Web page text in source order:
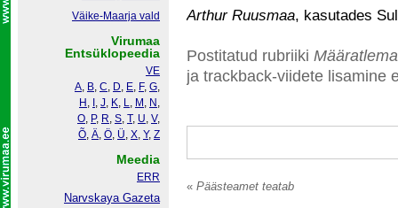
Arthur Ruusmaa, kasutades
Postitatud rubriiki
ja trackback-viidete lisamine
« Päästeamet teatab
Väike-Maarja vald
Virumaa
Entsüklopeedia
VE
A, B, C, D, E, F, G,
H , , J, K, L, M , N ,
O, P, R, S, T, U, V,
Õ, Ä, Ö, Ü, X, Y, Z
Meedia
ERR
Narvskaya Gazeta